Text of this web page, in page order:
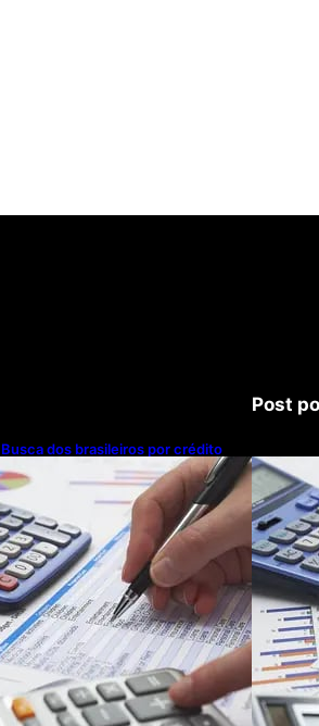
Busca dos brasileiros por crédito
cresce 16,5%; Mato Grosso lidera
ranking entre estados
Post